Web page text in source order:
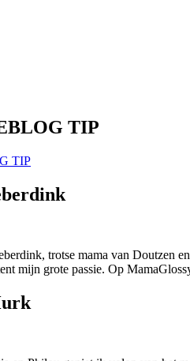
TIP
trotse mama van Doutzen
mijn grote passie. Op